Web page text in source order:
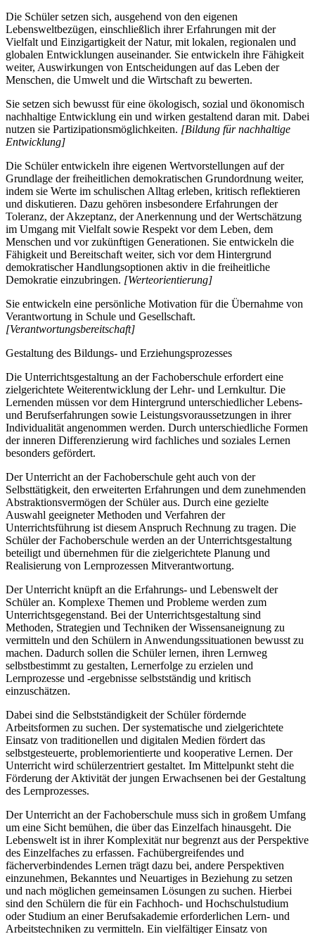
Die Schüler setzen sich, ausgehend von den eigenen
Lebensweltbezügen, einschließlich ihrer Erfahrungen mit der
Vielfalt und Einzigartigkeit der Natur, mit lokalen, regionalen und
globalen Entwicklungen auseinander. Sie entwickeln ihre Fähigkeit
weiter, Auswirkungen von Entscheidungen auf das Leben der
Menschen, die Umwelt und die Wirtschaft zu bewerten.
Sie setzen sich bewusst für eine ökologisch, sozial und ökonomisch
nachhaltige Entwicklung ein und wirken gestaltend daran mit. Dabei
nutzen sie Partizipationsmöglichkeiten. [Bildung für nachhaltige
Entwicklung]
Die Schüler entwickeln ihre eigenen Wertvorstellungen auf der
Grundlage der freiheitlichen demokratischen Grundordnung weiter,
indem sie Werte im schulischen Alltag erleben, kritisch reflektieren
und diskutieren. Dazu gehören insbesondere Erfahrungen der
Toleranz, der Akzeptanz, der Anerkennung und der Wertschätzung
im Umgang mit Vielfalt sowie Respekt vor dem Leben, dem
Menschen und vor zukünftigen Generationen. Sie entwickeln die
Fähigkeit und Bereitschaft weiter, sich vor dem Hintergrund
demokratischer Handlungsoptionen aktiv in die freiheitliche
Demokratie einzubringen. [Werteorientierung]
Sie entwickeln eine persönliche Motivation für die Übernahme von
Verantwortung in Schule und Gesellschaft.
[Verantwortungsbereitschaft]
Gestaltung des Bildungs- und Erziehungsprozesses
Die Unterrichtsgestaltung an der Fachoberschule erfordert eine
zielgerichtete Weiterentwicklung der Lehr- und Lernkultur. Die
Lernenden müssen vor dem Hintergrund unterschiedlicher Lebens-
und Berufserfahrungen sowie Leistungsvoraussetzungen in ihrer
Individualität angenommen werden. Durch unterschiedliche Formen
der inneren Differenzierung wird fachliches und soziales Lernen
besonders gefördert.
Der Unterricht an der Fachoberschule geht auch von der
Selbsttätigkeit, den erweiterten Erfahrungen und dem zunehmenden
Abstraktionsvermögen der Schüler aus. Durch eine gezielte
Auswahl geeigneter Methoden und Verfahren der
Unterrichtsführung ist diesem Anspruch Rechnung zu tragen. Die
Schüler der Fachoberschule werden an der Unterrichtsgestaltung
beteiligt und übernehmen für die zielgerichtete Planung und
Realisierung von Lernprozessen Mitverantwortung.
Der Unterricht knüpft an die Erfahrungs- und Lebenswelt der
Schüler an. Komplexe Themen und Probleme werden zum
Unterrichtsgegenstand. Bei der Unterrichtsgestaltung sind
Methoden, Strategien und Techniken der Wissensaneignung zu
vermitteln und den Schülern in Anwendungssituationen bewusst zu
machen. Dadurch sollen die Schüler lernen, ihren Lernweg
selbstbestimmt zu gestalten, Lernerfolge zu erzielen und
Lernprozesse und -ergebnisse selbstständig und kritisch
einzuschätzen.
Dabei sind die Selbstständigkeit der Schüler fördernde
Arbeitsformen zu suchen. Der systematische und zielgerichtete
Einsatz von traditionellen und digitalen Medien fördert das
selbstgesteuerte, problemorientierte und kooperative Lernen. Der
Unterricht wird schülerzentriert gestaltet. Im Mittelpunkt steht die
Förderung der Aktivität der jungen Erwachsenen bei der Gestaltung
des Lernprozesses.
Der Unterricht an der Fachoberschule muss sich in großem Umfang
um eine Sicht bemühen, die über das Einzelfach hinausgeht. Die
Lebenswelt ist in ihrer Komplexität nur begrenzt aus der Perspektive
des Einzelfaches zu erfassen. Fachübergreifendes und
fächerverbindendes Lernen trägt dazu bei, andere Perspektiven
einzunehmen, Bekanntes und Neuartiges in Beziehung zu setzen
und nach möglichen gemeinsamen Lösungen zu suchen. Hierbei
sind den Schülern die für ein Fachhoch- und Hochschulstudium
oder Studium an einer Berufsakademie erforderlichen Lern- und
Arbeitstechniken zu vermitteln. Ein vielfältiger Einsatz von